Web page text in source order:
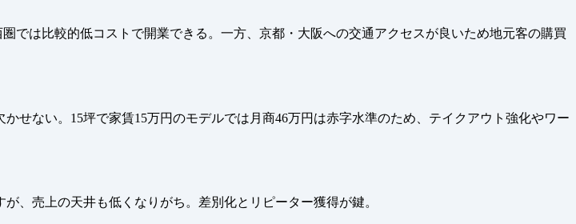
では比較的低コストで開業できる。一方、京都・大阪への交通アクセスが良いため地元客の購買
せない。15坪で家賃15万円のモデルでは月商46万円は赤字水準のため、テイクアウト強化やワー
、売上の天井も低くなりがち。差別化とリピーター獲得が鍵。